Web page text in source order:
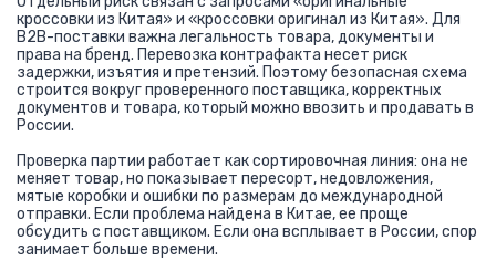
кроссовки из Китая» и «кроссовки оригинал из Китая». Для
B2B-поставки важна легальность товара, документы и
права на бренд. Перевозка контрафакта несет риск
задержки, изъятия и претензий. Поэтому безопасная схема
строится вокруг проверенного поставщика, корректных
документов и товара, который можно ввозить и продавать в
России.
Проверка партии работает как сортировочная линия: она не
меняет товар, но показывает пересорт, недовложения,
мятые коробки и ошибки по размерам до международной
отправки. Если проблема найдена в Китае, ее проще
обсудить с поставщиком. Если она всплывает в России, спор
занимает больше времени.